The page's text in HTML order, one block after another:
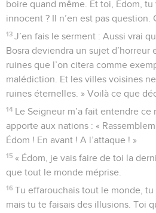
boire quand même. Et toi, Édom,
innocent ? Il n’en est pas question.
13 J’en fais le serment : Aussi vrai
Bosra deviendra un sujet d’horreur
ruines que l’on citera comme
malédiction. Et les villes voisines
ruines éternelles. » Voilà ce que
14 Le Seigneur m’a fait entendre ce
apporte aux nations : «
Édom ! En avant ! A l’attaque ! »
15 « Édom, je vais faire de toi la
que tout le monde méprise.
16 Tu effarouchais tout le monde, tu
mais tu te faisais des illusions. Toi